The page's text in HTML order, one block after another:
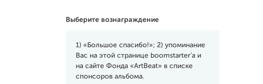
Выберите вознаграждение
1) «Большое спасибо!»; 2) упоминание
Вас на этой странице boomstarter’a и
на сайте Фонда «ArtBeat» в списке
спонсоров альбома.